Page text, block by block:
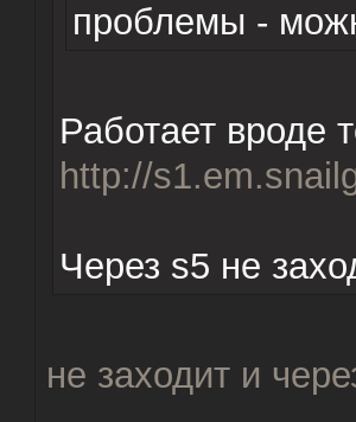
проблемы -
Работает вроде
http://
Через s5 не
не заходит и